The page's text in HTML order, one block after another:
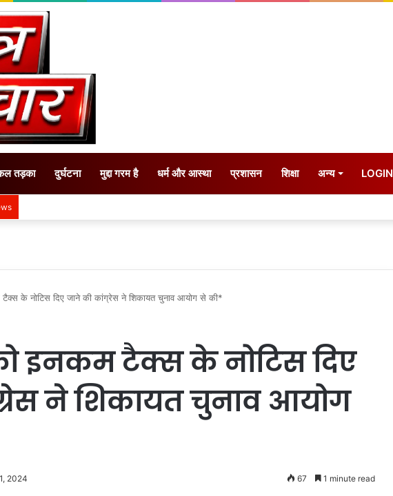
तड़का दुर्घटना मुद्दा गरम है धर्म और आस्था प्रशासन शिक्षा अन्य LOGIN
टैक्स के नोटिस दिए जाने की कांग्रेस ने शिकायत चुनाव आयोग से की*
इनकम टैक्स के नोटिस दिए
ने शिकायत चुनाव आयोग
2024 67 1 minute read